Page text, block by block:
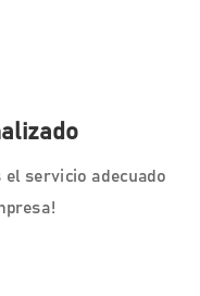
el servicio adecuado